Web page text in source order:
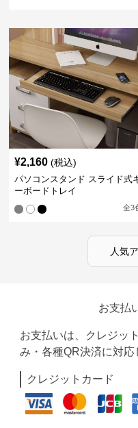
¥2,160 (税込)
パソコンスタンド スライド式
ーボードトレイ
全3
人気
お支払
お支払いは、クレジッ
み・各種QR決済に対応
クレジットカード